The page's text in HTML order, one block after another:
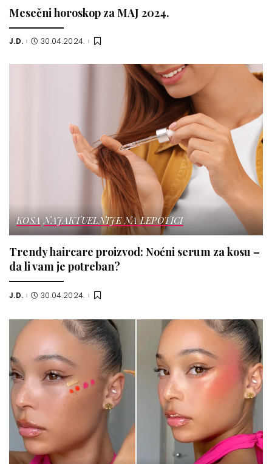
Mesečni horoskop za MAJ 2024.
Posted
J.D. 30.04.2024.
KOSA NAJAKTUELNIJE NA LEPOTICI
Trendy haircare proizvod: Noćni serum za kosu –
da li vam je potreban?
Posted
J.D. 30.04.2024.